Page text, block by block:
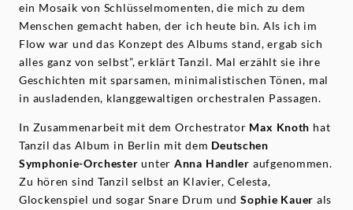
ein Mosaik von Schlüsselmomenten, die mich zu dem
Menschen gemacht haben, der ich heute bin. Als ich im
Flow war und das Konzept des Albums stand, ergab sich
alles ganz von selbst”, erklärt Tanzil. Mal erzählt sie ihre
Geschichten mit sparsamen, minimalistischen Tönen, mal
in ausladenden, klanggewaltigen orchestralen Passagen.
In Zusammenarbeit mit dem Orchestrator Max Knoth hat
Tanzil das Album in Berlin mit dem Deutschen
Symphonie-OrchesterunterAnna Handler aufgenommen.
Zu hören sind Tanzil selbst an Klavier, Celesta,
Glockenspiel und sogar Snare Drum undSophie Kauer als